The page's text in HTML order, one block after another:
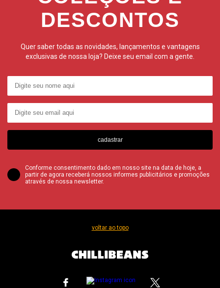
DESCONTOS
Quer saber todas as novidades, lançamentos e vantagens
exclusivas de nossa loja? Deixe seu email com a gente.
cadastrar
Conforme consentimento dado em nosso site na data de hoje, a
partir de agora receberá nossos informes publicitários e promoções
através de nossa newsletter.
voltar ao topo